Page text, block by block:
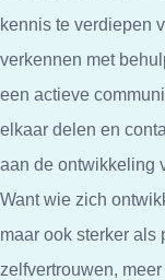
kennis te verdiepen
verkennen met
een actieve
elkaar delen en
aan de ontwikkeling
Want wie zich
maar ook sterker als
zelfvertrouwen,